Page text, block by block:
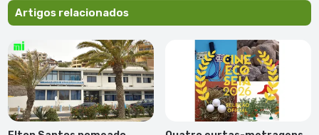
quase
a
o
mesmo
caminho
a
nível
Artigos relacionados